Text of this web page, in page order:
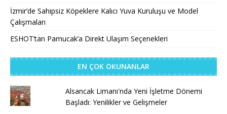
İzmir’de Sahipsiz Köpeklere Kalıcı Yuva Kuruluşu ve Model
Çalışmaları
ESHOT’tan Pamucak’a Direkt Ulaşım Seçenekleri
EN ÇOK OKUNANLAR
Alsancak Limanı'nda Yeni İşletme Dönemi
Başladı: Yenilikler ve Gelişmeler